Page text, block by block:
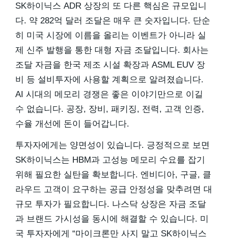
SK하이닉스 ADR 상장의 또 다른 핵심은 규모입니
다. 약 282억 달러 조달은 매우 큰 숫자입니다. 단순
히 미국 시장에 이름을 올리는 이벤트가 아니라 실
제 신주 발행을 통한 대형 자금 조달입니다. 회사는
조달 자금을 한국 제조 시설 확장과 ASML EUV 장
비 등 설비투자에 사용할 계획으로 알려졌습니다.
AI 시대의 메모리 경쟁은 좋은 이야기만으로 이길
수 없습니다. 공장, 장비, 패키징, 전력, 고객 인증,
수율 개선에 돈이 들어갑니다.
투자자에게는 양면성이 있습니다. 긍정적으로 보면
SK하이닉스는 HBM과 고성능 메모리 수요를 잡기
위해 필요한 실탄을 확보합니다. 엔비디아, 구글, 클
라우드 고객이 요구하는 공급 안정성을 맞추려면 대
규모 투자가 필요합니다. 나스닥 상장은 자금 조달
과 브랜드 가시성을 동시에 해결할 수 있습니다. 미
국 투자자에게 “마이크론만 사지 말고 SK하이닉스